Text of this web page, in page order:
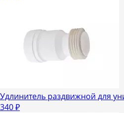
Удлинитель раздвижной для
340₽